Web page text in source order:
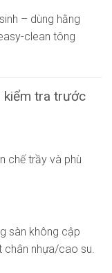
– dùng hằng
clean tông
kiểm tra trước
chế trầy và phù
sàn không cập
chân nhựa/cao su.